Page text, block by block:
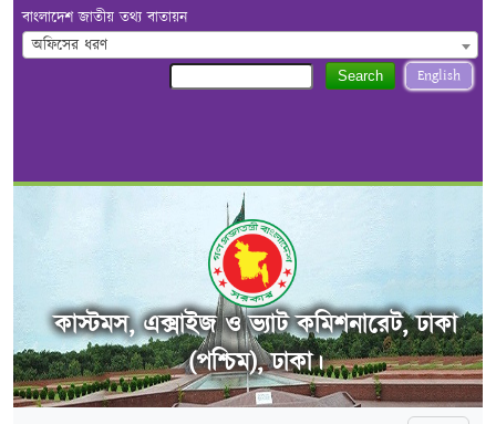
বাংলাদেশ জাতীয় তথ্য বাতায়ন
অফিসের ধরণ
English
Search
কাস্টমস, এক্সাইজ ও ভ্যাট কমিশনারেট, ঢাকা
(পশ্চিম), ঢাকা।